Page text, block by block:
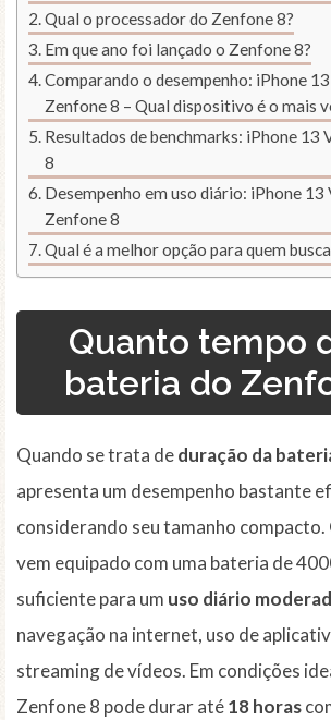
Qual o processador do Zenfone 8?
Em que ano foi lançado o Zenfone 8?
Comparando o desempenho: iPhone 13
Zenfone 8 – Qual dispositivo é o mais
Resultados de benchmarks: iPhone 13
8
Desempenho em uso diário: iPhone 13
Zenfone 8
Qual é a melhor opção para quem
Quanto tempo
bateria do
Quando se trata deduração da
apresenta um desempenho bastante
considerando seu tamanho
vem equipado com uma bateria de
suficiente para um uso diário
navegação na internet, uso de
streaming de vídeos. Em condições
Zenfone 8 pode durar até18 horas